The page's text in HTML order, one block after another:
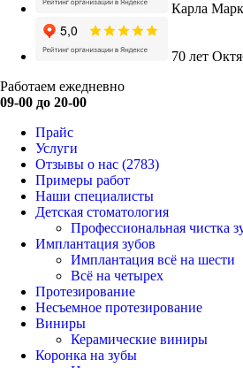
Карла
70 лет
Работаем ежедневно
09-00 до 20-00
Прайс
Услуги
Отзывы о нас (2783)
Примеры работ
Наши специалисты
Детская стоматология
Профессиональная чистка
Имплантация зубов
Имплантация всё на шести
Всё на четырех
Протезирование
Несъемное протезирование
Виниры
Керамические виниры
Коронка на зубы